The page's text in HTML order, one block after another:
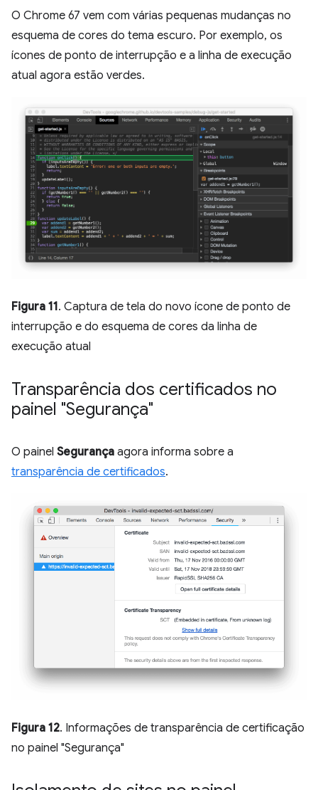
O Chrome 67 vem com várias pequenas mudanças no
esquema de cores do tema escuro. Por exemplo, os
ícones de ponto de interrupção e a linha de execução
atual agora estão verdes.
Figura 11. Captura de tela do novo ícone de ponto de
interrupção e do esquema de cores da linha de
execução atual
Transparência dos certificados no
painel "Segurança"
O painel Segurança agora informa sobre a
transparência de certificados.
Figura 12. Informações de transparência de certificação
no painel "Segurança"